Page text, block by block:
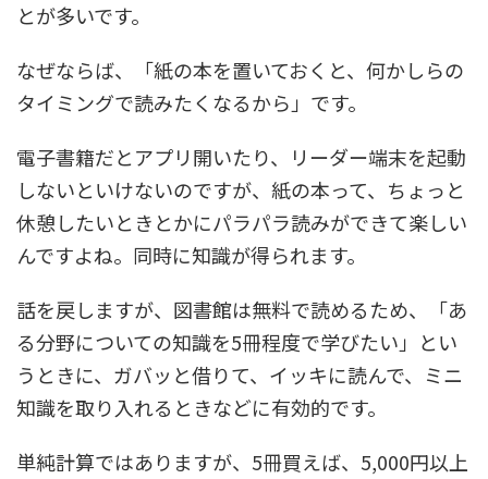
とが多いです。
なぜならば、「紙の本を置いておくと、何かしらの
タイミングで読みたくなるから」です。
電子書籍だとアプリ開いたり、リーダー端末を起動
しないといけないのですが、紙の本って、ちょっと
休憩したいときとかにパラパラ読みができて楽しい
んですよね。同時に知識が得られます。
話を戻しますが、図書館は無料で読めるため、「あ
る分野についての知識を5冊程度で学びたい」とい
うときに、ガバッと借りて、イッキに読んで、ミニ
知識を取り入れるときなどに有効的です。
単純計算ではありますが、5冊買えば、5,000円以上